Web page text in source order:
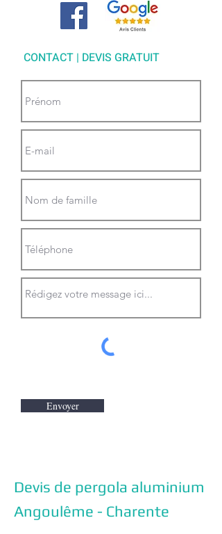
CONTACT | DEVIS GRATUIT
Envoyer
Devis de pergola aluminium
Angoulême - Charente